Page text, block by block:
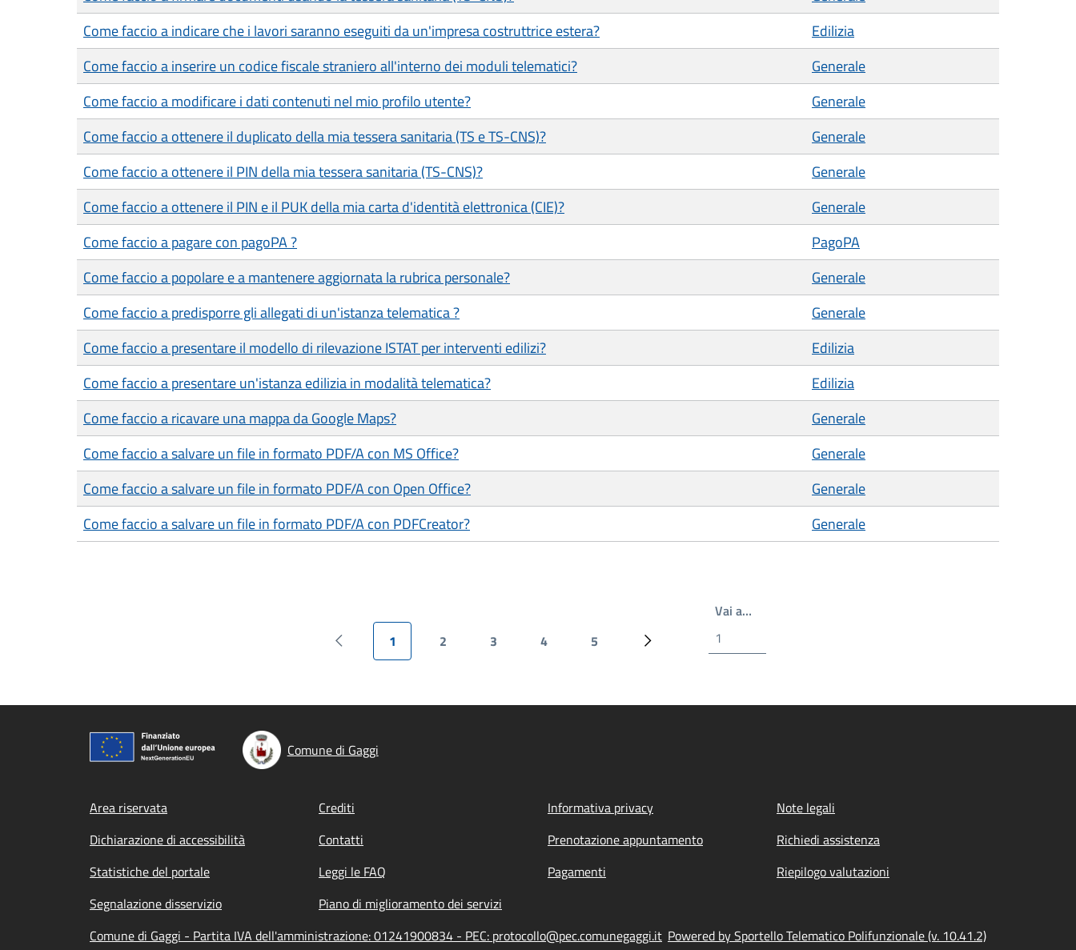
Come faccio a indicare che i lavori saranno eseguiti da un'impresa costruttrice estera?
Edilizia
Come faccio a inserire un codice fiscale straniero all'interno dei moduli telematici?
Generale
Come faccio a modificare i dati contenuti nel mio profilo utente?
Generale
Come faccio a ottenere il duplicato della mia tessera sanitaria (TS e TS-CNS)?
Generale
Come faccio a ottenere il PIN della mia tessera sanitaria (TS-CNS)?
Generale
Come faccio a ottenere il PIN e il PUK della mia carta d'identità elettronica (CIE)?
Generale
Come faccio a pagare con pagoPA ?
PagoPA
Come faccio a popolare e a mantenere aggiornata la rubrica personale?
Generale
Come faccio a predisporre gli allegati di un'istanza telematica ?
Generale
Come faccio a presentare il modello di rilevazione ISTAT per interventi edilizi?
Edilizia
Come faccio a presentare un'istanza edilizia in modalità telematica?
Edilizia
Come faccio a ricavare una mappa da Google Maps?
Generale
Come faccio a salvare un file in formato PDF/A con MS Office?
Generale
Come faccio a salvare un file in formato PDF/A con Open Office?
Generale
Come faccio a salvare un file in formato PDF/A con PDFCreator?
Generale
Pagina precedente
Pagina attuale
1
Pagina
2
Pagina
3
Pagina
4
Pagina
5
Pagina successiva
Vai a…
Comune di Gaggi
Footer menu
Area riservata Crediti Informativa privacy
Note legali
Dichiarazione di accessibilità
Contatti Prenotazione appuntamento
Richiedi assistenza
Statistiche del portale
Leggi le FAQ Pagamenti
Riepilogo valutazioni
Segnalazione disservizio
Piano di miglioramento dei servizi
Comune di Gaggi - Partita IVA dell'amministrazione: 01241900834 - PEC: protocollo@pec.comunegaggi.it Powered by Sportello Telematico Polifunzionale (v. 10.41.2)